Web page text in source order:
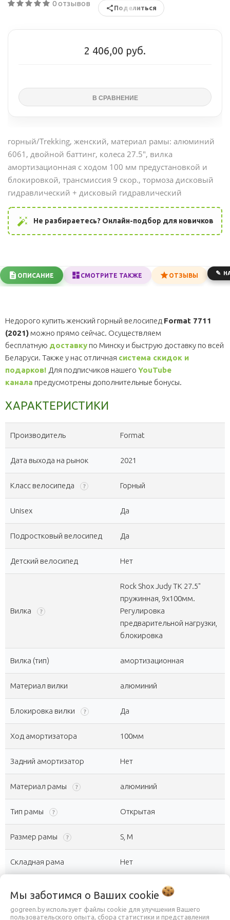
0 отзывов Поделиться
2 406,00 руб.
горный/Trekking, женский, материал рамы: алюминий
6061, двойной баттинг, колеса 27.5", вилка
амортизационная с ходом 100 мм предустановкой и
блокировкой, трансмиссия 9 скор., тормоза дисковый
гидравлический + дисковый гидравлический
auto_fix_high Не разбираетесь? Онлайн-подбор для новичков
ОПИСАНИЕ СМОТРИТЕ ТАКЖЕ ОТЗЫВЫ
Недорого купить женский горный велосипед Format 7711
(2021) можно прямо сейчас. Осуществляем
бесплатную доставку по Минску и быструю доставку по всей
Беларуси. Также у нас отличная система скидок и
подарков! Для подписчиков нашего YouTube
канала предусмотрены дополнительные бонусы.
ХАРАКТЕРИСТИКИ
Производитель Format
Дата выхода на рынок 2021
Класс велосипеда ? Горный
Unisex Да
Подростковый велосипед Да
Детский велосипед Нет
Вилка ?
Rock Shox Judy TK 27.5"
пружинная, 9x100мм.
Регулировка
предварительной нагрузки,
блокировка
Вилка (тип) амортизационная
Материал вилки алюминий
Блокировка вилки ? Да
Ход амортизатора 100мм
Задний амортизатор Нет
Материал рамы ? алюминий
Тип рамы ? Открытая
Размер рамы ? S, M
Складная рама Нет
с внешним переключением
Количество скоростей ? 9 (1х9)
Мы заботимся о Ваших cookie
gogreen.by использует файлы cookie для улучшения Вашего
пользовательского опыта, сбора статистики и представления